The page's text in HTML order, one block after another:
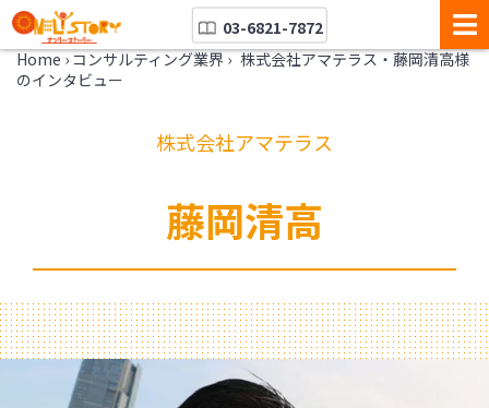
03-6821-7872
Home › コンサルティング業界 › 株式会社アマテラス・藤岡清高様
のインタビュー
株式会社アマテラス
藤岡清高